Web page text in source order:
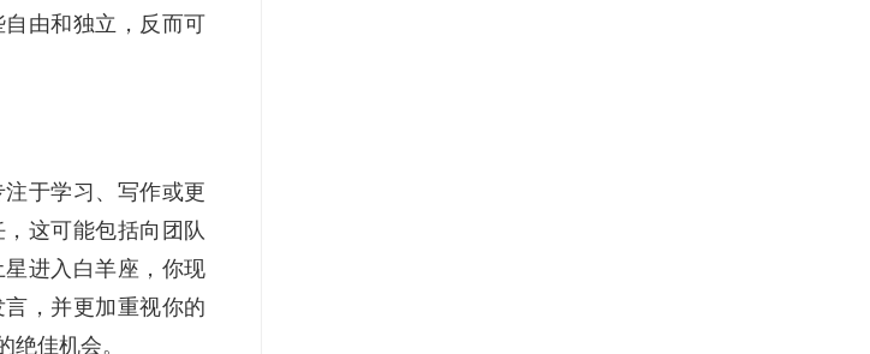
由和独立，反而可
于学习、写作或更
这可能包括向团队
进入白羊座，你现
，并更加重视你的
佳机会。